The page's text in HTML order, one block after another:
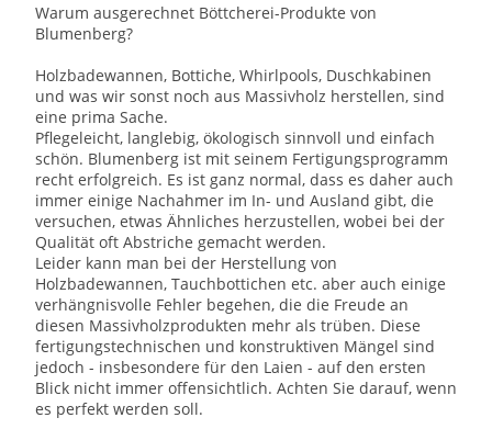
Warum ausgerechnet Böttcherei-Produkte von
Blumenberg?
Holzbadewannen, Bottiche, Whirlpools, Duschkabinen
und was wir sonst noch aus Massivholz herstellen, sind
eine prima Sache.
Pflegeleicht, langlebig, ökologisch sinnvoll und einfach
schön. Blumenberg ist mit seinem Fertigungsprogramm
recht erfolgreich. Es ist ganz normal, dass es daher auch
immer einige Nachahmer im In- und Ausland gibt, die
versuchen, etwas Ähnliches herzustellen, wobei bei der
Qualität oft Abstriche gemacht werden.
Leider kann man bei der Herstellung von
Holzbadewannen, Tauchbottichen etc. aber auch einige
verhängnisvolle Fehler begehen, die die Freude an
diesen Massivholzprodukten mehr als trüben. Diese
fertigungstechnischen und konstruktiven Mängel sind
jedoch - insbesondere für den Laien - auf den ersten
Blick nicht immer offensichtlich. Achten Sie darauf, wenn
es perfekt werden soll.